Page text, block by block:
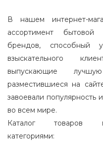
В нашем интернет-
ассортимент
брендов, способный
взыскательного
выпускающие
разместившиеся на
завоевали
во всем мире.
Каталог товаров